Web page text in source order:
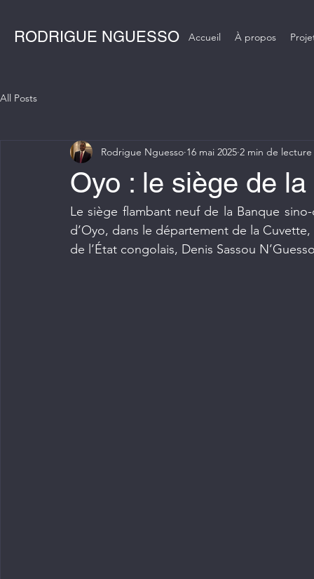
RODRIGUE NGUESSO Accueil À propos
All Posts
Oyo : le siège de
Rodrigue Nguesso 16 mai 2025 2 min de lecture
Le siège flambant neuf de la Banque
d’Oyo, dans le département de la
de l’État congolais, Denis Sassou